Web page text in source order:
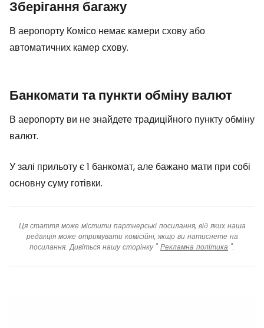
Зберігання багажу
В аеропорту Комісо немає камери схову або
автоматичних камер схову.
Банкомати та пункти обміну валют
В аеропорту ви не знайдете традиційного пункту обміну
валют.
У залі прильоту є 1 банкомат, але бажано мати при собі
основну суму готівки.
Ця стаття може містити партнерські посилання, від яких наша
редакція може отримувати комісійні, якщо ви натиснете на
посилання. Дивіться нашу сторінку " Рекламна політика ".